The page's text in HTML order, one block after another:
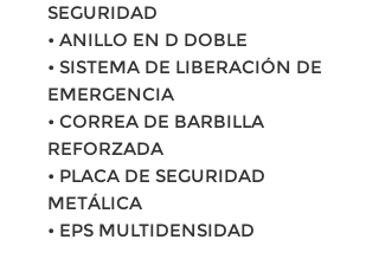
SEGURIDAD
• ANILLO EN D DOBLE
• SISTEMA DE LIBERACIÓN DE
EMERGENCIA
• CORREA DE BARBILLA
REFORZADA
• PLACA DE SEGURIDAD
METÁLICA
• EPS MULTIDENSIDAD